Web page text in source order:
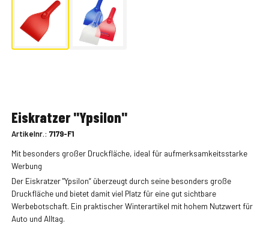
Eiskratzer "Ypsilon"
Artikelnr.: 7179-F1
Mit besonders großer Druckfläche, ideal für aufmerksamkeitsstarke
Werbung
Der Eiskratzer "Ypsilon“ überzeugt durch seine besonders große
Druckfläche und bietet damit viel Platz für eine gut sichtbare
Werbebotschaft. Ein praktischer Winterartikel mit hohem Nutzwert für
Auto und Alltag.